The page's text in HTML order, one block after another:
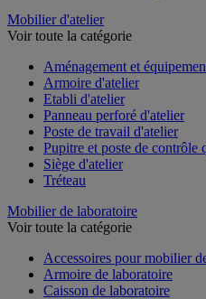
Mobilier d'atelier
Voir toute la catégorie
Aménagement et
Armoire d'atelier
Etabli d'atelier
Panneau perforé d'atelier
Poste de travail d'atelier
Pupitre et poste de contrôle
Siège d'atelier
Tréteau
Mobilier de laboratoire
Voir toute la catégorie
Accessoires pour mobilier
Armoire de laboratoire
Caisson de laboratoire